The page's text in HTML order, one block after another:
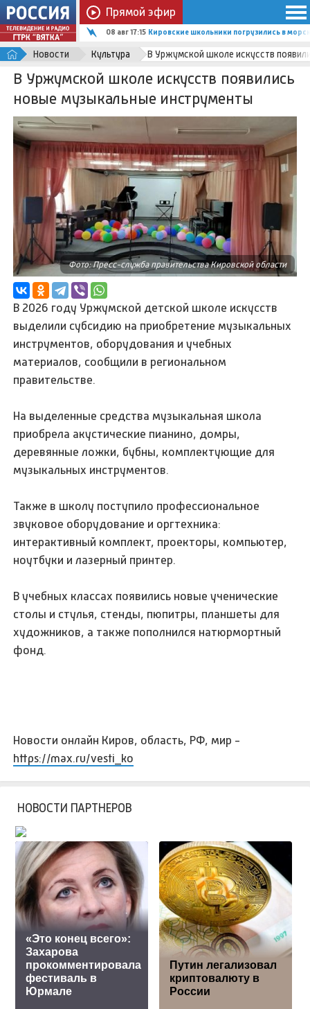
Прямой эфир
08 авг 17:15 Кировские школьники погрузились в
Новости Культура В Уржумской школе искусств
В Уржумской школе искусств появились
новые музыкальные инструменты
Фото: Пресс-служба правительства Кировской области
В 2026 году Уржумской детской школе искусств
выделили субсидию на приобретение музыкальных
инструментов, оборудования и учебных
материалов, сообщили в региональном
правительстве.
На выделенные средства музыкальная школа
приобрела акустические пианино, домры,
деревянные ложки, бубны, комплектующие для
музыкальных инструментов.
Также в школу поступило профессиональное
звуковое оборудование и оргтехника:
интерактивный комплект, проекторы, компьютер,
ноутбуки и лазерный принтер.
В учебных классах появились новые ученические
столы и стулья, стенды, пюпитры, планшеты для
художников, а также пополнился натюрмортный
фонд.
Новости онлайн Киров, область, РФ, мир -
https://max.ru/vesti_ko
НОВОСТИ ПАРТНЕРОВ
«Это конец всего»:
Захарова
прокомментировала
фестиваль в
Юрмале
Путин легализовал
криптовалюту в
России